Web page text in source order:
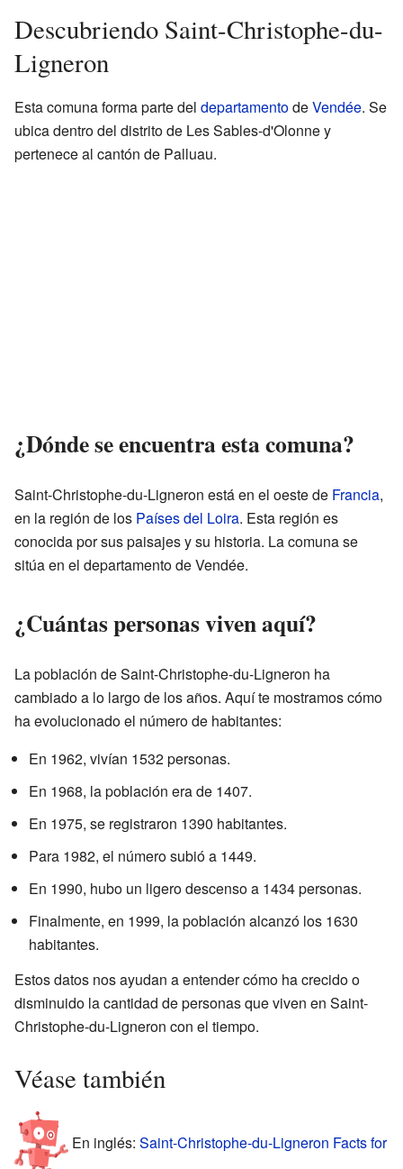
Descubriendo Saint-Christophe-du-
Ligneron
Esta comuna forma parte del departamentodeVendée. Se
ubica dentro del distrito de Les Sables-d'Olonne y
pertenece al cantón de Palluau.
¿Dónde se encuentra esta comuna?
Saint-Christophe-du-Ligneron está en el oeste de Francia,
en la región de los Países del Loira. Esta región es
conocida por sus paisajes y su historia. La comuna se
sitúa en el departamento de Vendée.
¿Cuántas personas viven aquí?
La población de Saint-Christophe-du-Ligneron ha
cambiado a lo largo de los años. Aquí te mostramos cómo
ha evolucionado el número de habitantes:
En 1962, vivían 1532 personas.
En 1968, la población era de 1407.
En 1975, se registraron 1390 habitantes.
Para 1982, el número subió a 1449.
En 1990, hubo un ligero descenso a 1434 personas.
Finalmente, en 1999, la población alcanzó los 1630
habitantes.
Estos datos nos ayudan a entender cómo ha crecido o
disminuido la cantidad de personas que viven en Saint-
Christophe-du-Ligneron con el tiempo.
Véase también
En inglés: Saint-Christophe-du-Ligneron Facts for